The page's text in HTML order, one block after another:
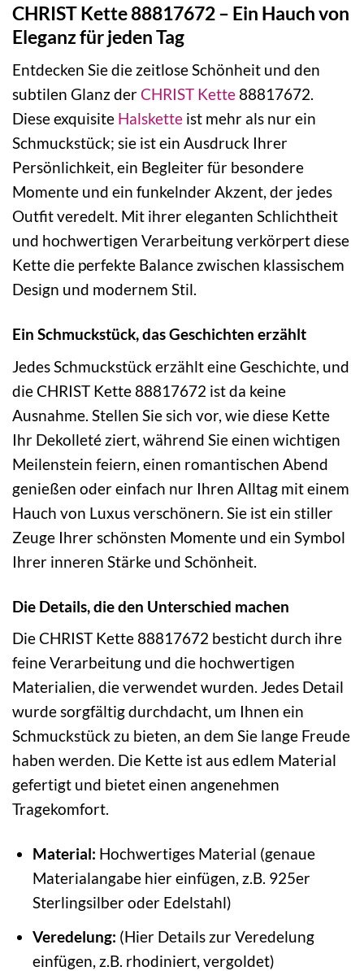
CHRIST Kette 88817672 – Ein Hauch von
Eleganz für jeden Tag
Entdecken Sie die zeitlose Schönheit und den
subtilen Glanz derCHRIST Kette 88817672.
Diese exquisite Halskette ist mehr als nur ein
Schmuckstück; sie ist ein Ausdruck Ihrer
Persönlichkeit, ein Begleiter für besondere
Momente und ein funkelnder Akzent, der jedes
Outfit veredelt. Mit ihrer eleganten Schlichtheit
und hochwertigen Verarbeitung verkörpert diese
Kette die perfekte Balance zwischen klassischem
Design und modernem Stil.
Ein Schmuckstück, das Geschichten erzählt
Jedes Schmuckstück erzählt eine Geschichte, und
die CHRIST Kette 88817672 ist da keine
Ausnahme. Stellen Sie sich vor, wie diese Kette
Ihr Dekolleté ziert, während Sie einen wichtigen
Meilenstein feiern, einen romantischen Abend
genießen oder einfach nur Ihren Alltag mit einem
Hauch von Luxus verschönern. Sie ist ein stiller
Zeuge Ihrer schönsten Momente und ein Symbol
Ihrer inneren Stärke und Schönheit.
Die Details, die den Unterschied machen
Die CHRIST Kette 88817672 besticht durch ihre
feine Verarbeitung und die hochwertigen
Materialien, die verwendet wurden. Jedes Detail
wurde sorgfältig durchdacht, um Ihnen ein
Schmuckstück zu bieten, an dem Sie lange Freude
haben werden. Die Kette ist aus edlem Material
gefertigt und bietet einen angenehmen
Tragekomfort.
Material: Hochwertiges Material (genaue
Materialangabe hier einfügen, z.B. 925er
Sterlingsilber oder Edelstahl)
Veredelung: (Hier Details zur Veredelung
einfügen, z.B. rhodiniert, vergoldet)